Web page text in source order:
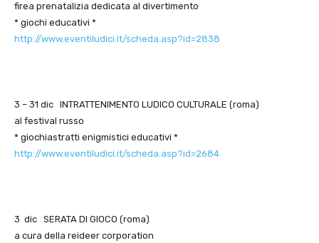
firea prenatalizia dedicata al divertimento
* giochi educativi *
http://www.eventiludici.it/scheda.asp?id=2838
3 – 31 dic INTRATTENIMENTO LUDICO CULTURALE (roma)
al festival russo
* giochiastratti enigmistici educativi *
http://www.eventiludici.it/scheda.asp?id=2684
3 dic SERATA DI GIOCO (roma)
a cura della reideer corporation